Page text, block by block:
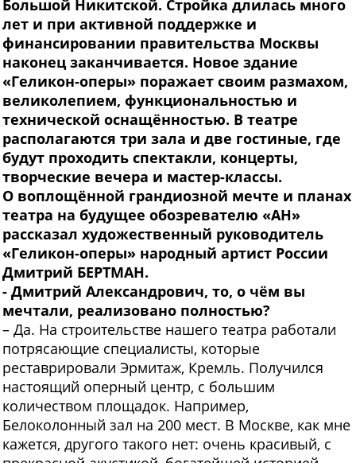
Большой Никитской. Стройка длилась много
лет и при активной поддержке и
финансировании правительства Москвы
наконец заканчивается. Новое здание
«Геликон-оперы» поражает своим размахом,
великолепием, функциональностью и
технической оснащённостью. В театре
располагаются три зала и две гостиные, где
будут проходить спектакли, концерты,
творческие вечера и мастер-классы.
О воплощённой грандиозной мечте и планах
театра на будущее обозревателю «АН»
рассказал художественный руководитель
«Геликон-оперы» народный артист России
Дмитрий БЕРТМАН.
- Дмитрий Александрович, то, о чём вы
мечтали, реализовано полностью?
– Да. На строительстве нашего театра работали
потрясающие специалисты, которые
реставрировали Эрмитаж, Кремль. Получился
настоящий оперный центр, с большим
количеством площадок. Например,
Белоколонный зал на 200 мест. В Москве, как мне
кажется, другого такого нет: очень красивый, с